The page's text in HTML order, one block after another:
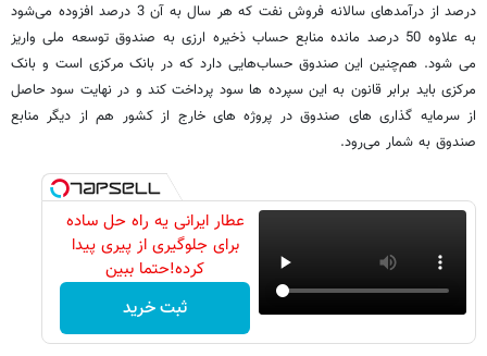
درصد از درآمدهای سالانه فروش نفت که هر سال به آن 3 درصد افزوده می‌شود
به علاوه 50 درصد مانده منابع حساب ذخیره ارزی به صندوق توسعه ملی واریز
می شود. هم‌چنین این صندوق حساب‌هایی دارد که در بانک مرکزی است و بانک
مرکزی باید برابر قانون به این سپرده ها سود پرداخت کند و در نهایت سود حاصل
از سرمایه گذاری های صندوق در پروژه های خارج از کشور هم از دیگر منابع
صندوق به شمار می‌رود.
عطار ایرانی یه راه حل ساده
برای جلوگیری از پیری پیدا
کرده!حتما ببین
ثبت خرید